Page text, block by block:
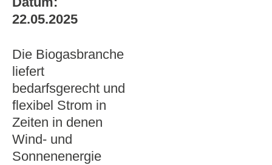
22.05.2025
Die Biogasbranche
liefert
bedarfsgerecht und
flexibel Strom in
Zeiten in denen
Wind- und
Sonnenenergie